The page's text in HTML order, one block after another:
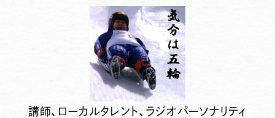
講師、ローカルタレント、ラジオパーソナリティ